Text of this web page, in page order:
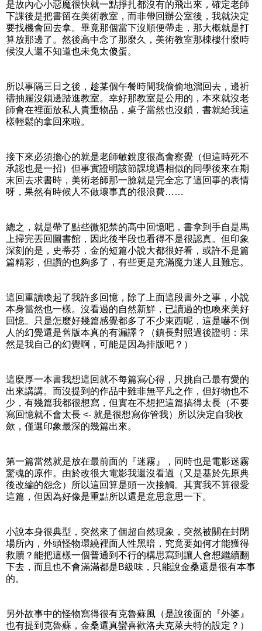
是故內心小惡魔很快就一點掙扎都沒有的飛出來，確定老師
下課後是把書留在美術教室，而非帶回辦公室後，我就決定
要找機會回去拿。畢竟那個當下沒順便帶走，那大概就是打
算放那邊了。然後高中念了那麼久，美術教室那棟樓什麼時
候沒人還不知道也未免太傻蛋。
所以事隔三日之後，趁某個午餐時間我偷偷地溜回去，邊祈
禱抽屜沒鎖邊踏進教室。幸好那教室是公用的，本來就沒老
師會在裡面放私人貴重物品，桌子當然也沒鎖，書就給我這
樣輕鬆的拿回來啦。
接下來必須擔心的就是老師敏銳度很高會察覺（但這時死不
承認也是一招）但事實證明該節課境遇相似的同學後來在期
末回去求書時，美術老師那一臉就是完全忘了這回事的表情
呀，果然有時候人不做壞事真的很浪費……
總之，就是帶了點些微犯禁的高中回憶吧，書拿到手自是馬
上掃完丟回圖書館，因此後半段也看得不是很認真。但印象
深刻的是，史蒂芬．金的短篇小說大都很好看，或許不是篇
篇精彩，但讚的也夠多了，有些更是充滿魔力迷人且難忘。
這回重讀喚起了我許多回憶，除了上面這段書外之事，小說
本身當然也一樣。沒看過的自然新鮮，已讀過的也喚來美好
回憶。只是怎麼好幾篇感覺都多了不少東西呢，這是嚇不倒
人的幻覺還是舊版本真的有漏譯？（鎮長對照過後證明：果
然是我自己的幻覺啊，可能是因為排版吧？）
這麼厚一本書我想這回就不每篇寫心得，只挑自己最有愛的
出來講講。而沒提到的作品中雖非無平凡之作，但好物也不
少，有幾篇我都很想寫，但實在不想把這篇搞得太長（不要
寫回憶就不會太長 <- 就是很想寫你管我）所以決定自我收
歛，僅選印象最深的幾篇出來。
第一篇當然就是放在最前面的『迷霧』，同時也是電影迷霧
驚魂的原作。由於改很大電影我還沒看過（又是基於先原典
後改編的怨念）所以這回算是頭一次接觸。其實我不算很愛
這篇，但因為好像是重點所以還是意思意思一下。
小說本身很典型，突然來了個超自然現象，突然被關在封閉
場所內，外頭怪物環繞裡面人性黑暗，究竟要如何才能獲得
救贖？能把這樣一個普通到不行的構思寫到讓人會想繼續翻
下去，而且也不會滿滿都是B級味，只能說金桑還是很有本事
的。
另外故事中的怪物寫得很有克魯蘇風（是說後面的『外婆』
也有提到克魯蘇，金桑還真蠻喜歡洛夫克萊夫特的設定？）